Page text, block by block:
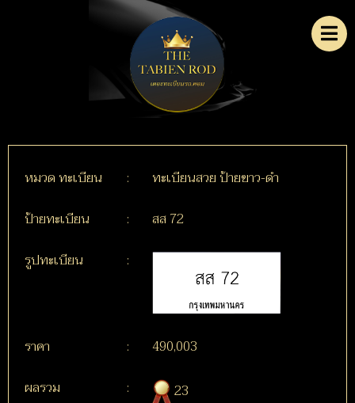
หมวด ทะเบียน :
ทะเบียนสวย ป้ายขาว-ดำ
ป้ายทะเบียน
:
สส 72
รูปทะเบียน
:
ราคา :
490,003
ผลรวม
: 23